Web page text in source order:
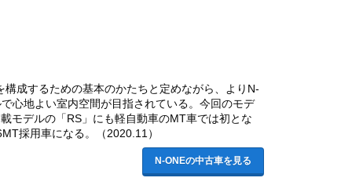
成するための基本のかたちと定めながら、よりN-
心地よい室内空間が目指されている。今回のモデ
モデルの「RS」にも軽自動車のMT車では初とな
採用車になる。（2020.11）
N-ONEの中古車を見る